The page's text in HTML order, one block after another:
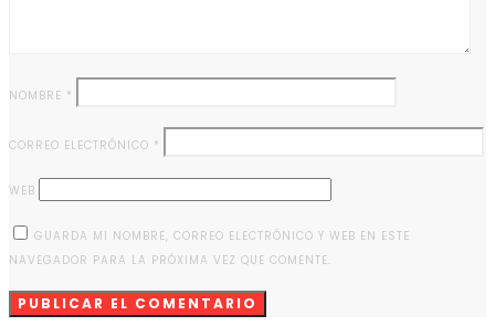
NOMBRE *
CORREO ELECTRÓNICO *
WEB
GUARDA MI NOMBRE, CORREO ELECTRÓNICO Y WEB EN ESTE
NAVEGADOR PARA LA PRÓXIMA VEZ QUE COMENTE.